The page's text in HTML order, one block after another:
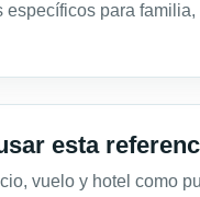
específicos para
esta
vuelo y hotel como